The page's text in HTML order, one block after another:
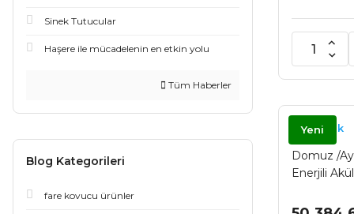
Sinek Tutucular
Haşere ile mücadelenin en etkin yolu
Tüm Haberler
Blog Kategorileri
fare kovucu ürünler
Yeni
Kovmatik
Domuz /
Enerjili